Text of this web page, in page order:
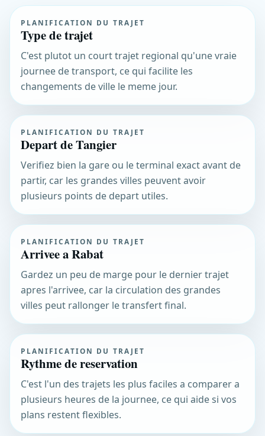
PLANIFICATION DU TRAJET
Type de trajet
C'est plutot un court trajet regional qu'une vraie
journee de transport, ce qui facilite les
changements de ville le meme jour.
PLANIFICATION DU TRAJET
Depart de Tangier
Verifiez bien la gare ou le terminal exact avant de
partir, car les grandes villes peuvent avoir
plusieurs points de depart utiles.
PLANIFICATION DU TRAJET
Arrivee a Rabat
Gardez un peu de marge pour le dernier trajet
apres l'arrivee, car la circulation des grandes
villes peut rallonger le transfert final.
PLANIFICATION DU TRAJET
Rythme de reservation
C'est l'un des trajets les plus faciles a comparer a
plusieurs heures de la journee, ce qui aide si vos
plans restent flexibles.